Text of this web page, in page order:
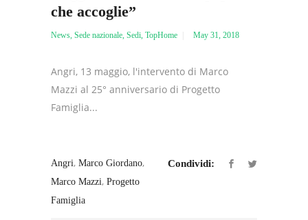
che accoglie”
News Sede nazionale Sedi TopHome May 31, 2018
Angri, 13 maggio, l'intervento di Marco
Mazzi al 25° anniversario di Progetto
Famiglia...
Angri, Marco Giordano,
Marco Mazzi, Progetto
Famiglia
Condividi: